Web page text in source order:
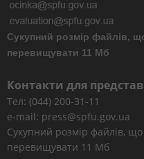
Сукупний розмір файлів,
перевищувати 11 Мб
Контакти для
Тел: (044) 200-31-11
e-mail: press@spfu.gov.ua
Сукупний розмір файлів,
перевищувати 11 Мб